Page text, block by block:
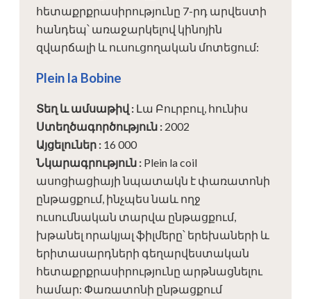
հետաքրքրասիրությունը 7-րդ արվեստի
հանդեպ՝ առաջարկելով կինոյին
զվարճալի և ուսուցողական մոտեցում:
Plein la Bobine
Տեղ և ամսաթիվ : Լա Բուրբուլ, հունիս
Ստեղծագործություն : 2002
Այցելուներ : 16 000
Նկարագրություն : Plein la coil
ասոցիացիայի նպատակն է փառատոնի
ընթացքում, ինչպես նաև ողջ
ուսումնական տարվա ընթացքում,
խթանել որակյալ ֆիլմերը՝ երեխաների և
երիտասարդների գեղարվեստական ​​
հետաքրքրասիրությունը արթնացնելու
համար: Փառատոնի ընթացքում